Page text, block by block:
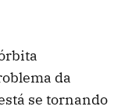
da
se tornando